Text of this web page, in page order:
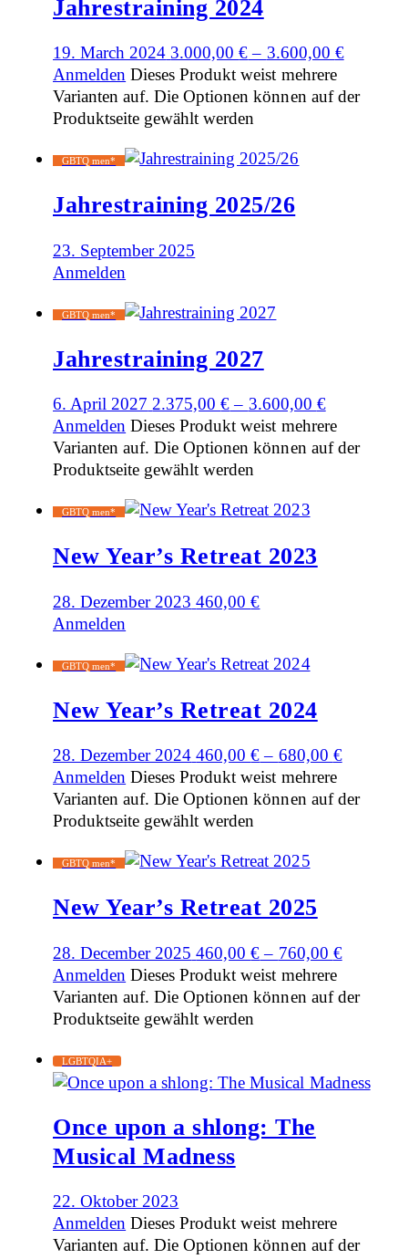
Jahrestraining 2024
19. March 2024 3.000,00€– 3.600,00 €
Anmelden Dieses Produkt weist mehrere
Varianten auf. Die Optionen können auf der
Produktseite gewählt werden
GBTQ men*
Jahrestraining 2025/26
23. September 2025
Anmelden
GBTQ men*
Jahrestraining 2027
6. April 2027 2.375,00€– 3.600,00 €
Anmelden Dieses Produkt weist mehrere
Varianten auf. Die Optionen können auf der
Produktseite gewählt werden
GBTQ men*
New Year’s Retreat 2023
28. Dezember 2023 460,00€
Anmelden
GBTQ men*
New Year’s Retreat 2024
28. Dezember 2024 460,00€– 680,00 €
Anmelden Dieses Produkt weist mehrere
Varianten auf. Die Optionen können auf der
Produktseite gewählt werden
GBTQ men*
New Year’s Retreat 2025
28. December 2025 460,00€– 760,00 €
Anmelden Dieses Produkt weist mehrere
Varianten auf. Die Optionen können auf der
Produktseite gewählt werden
LGBTQIA+
Once upon a shlong: The
Musical Madness
22. Oktober 2023
Anmelden Dieses Produkt weist mehrere
Varianten auf. Die Optionen können auf der